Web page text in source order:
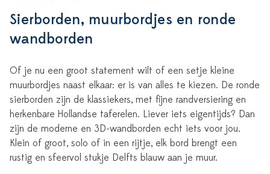
Sierborden, muurbordjes en ronde
wandborden
Of je nu een groot statement wilt of een setje kleine
muurbordjes naast elkaar: er is van alles te kiezen. De ronde
sierborden zijn de klassiekers, met fijne randversiering en
herkenbare Hollandse taferelen. Liever iets eigentijds? Dan
zijn de moderne en 3D-wandborden echt iets voor jou.
Klein of groot, solo of in een rijtje, elk bord brengt een
rustig en sfeervol stukje Delfts blauw aan je muur.